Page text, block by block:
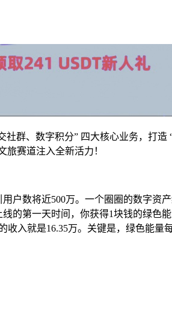
社群、数字积分” 四大核心业务，打
旅赛道注入全新活力！
户数将近500万。一个圈圈的数字资
的第一天时间，你获得1块钱的绿色
入就是16.35万。关键是，绿色能量